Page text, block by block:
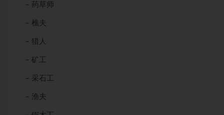
– 药草师
– 樵夫
– 猎人
– 矿工
– 采石工
– 渔夫